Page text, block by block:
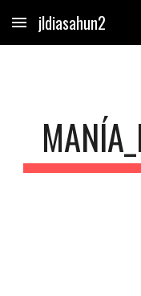
Skip to main content
jldiasahun2